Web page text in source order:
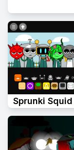
Sprunki Squid